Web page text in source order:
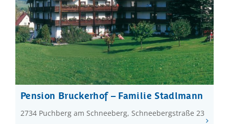
Pension Bruckerhof – Familie Stadlmann
2734 Puchberg am Schneeberg, Schneebergstraße 23